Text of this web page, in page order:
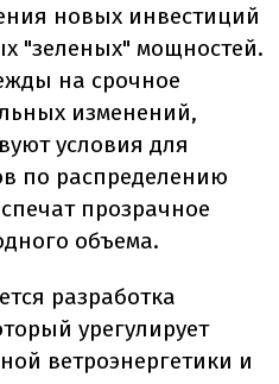
новых инвестиций
"зеленых" мощностей.
на срочное
изменений,
условия для
по распределению
прозрачное
объема.
разработка
урегулирует
ветроэнергетики и